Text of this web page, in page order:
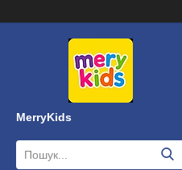
MerryKids